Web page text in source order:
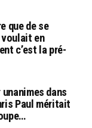
que de se
voulait en
c’est la pré-
dans
Paul méritait